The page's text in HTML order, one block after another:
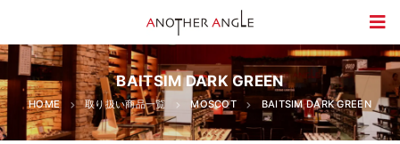
BAITSIM DARK GREEN
HOME 取り扱い商品一覧 MOSCOT BAITSIM DARK GREEN